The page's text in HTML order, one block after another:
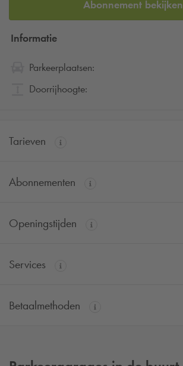
Abonnement bekijken
Informatie
Parkeerplaatsen:
Doorrijhoogte:
Tarieven
Abonnementen
Openingstijden
Services
Betaalmethoden